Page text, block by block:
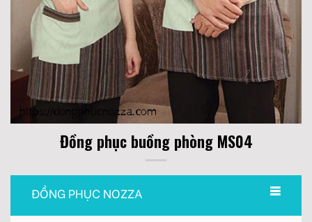
Đồng phục buồng phòng MS04
ĐỒNG PHỤC NOZZA